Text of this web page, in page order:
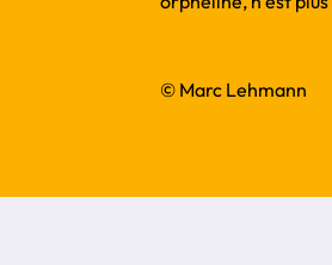
© Marc Lehmann